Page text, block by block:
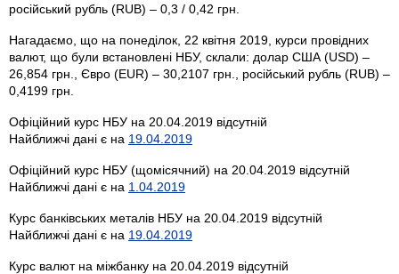
російський рубль (RUB) – 0,3 / 0,42 грн.
Нагадаємо, що на понеділок, 22 квітня 2019, курси провідних
валют, що були встановлені НБУ, склали: долар США (USD) –
26,854 грн., Євро (EUR) – 30,2107 грн., російський рубль (RUB) –
0,4199 грн.
Офіційний курс НБУ на 20.04.2019 відсутній
Найближчі дані є на 19.04.2019
Офіційний курс НБУ (щомісячний) на 20.04.2019 відсутній
Найближчі дані є на 1.04.2019
Курс банківських металів НБУ на 20.04.2019 відсутній
Найближчі дані є на 19.04.2019
Курс валют на міжбанку на 20.04.2019 відсутній